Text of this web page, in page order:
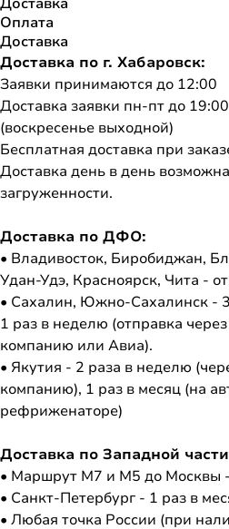
Оплата
Доставка
Доставка по г. Хабаровск:
Заявки принимаются до 12:00
Доставка заявки пн-пт до
(воскресенье выходной)
Бесплатная доставка при
Доставка день в день
загруженности.
Доставка по ДФО:
• Владивосток, Биробиджан,
Удан-Удэ, Красноярск, Чита -
• Сахалин, Южно-Сахалинск -
1 раз в неделю (отправка
компанию или Авиа).
• Якутия - 2 раза в неделю
компанию), 1 раз в месяц (на
рефриженаторе)
Доставка по Западной
• Маршрут М7 и М5 до Москвы
• Санкт-Петербург - 1 раз в
• Любая точка России (при